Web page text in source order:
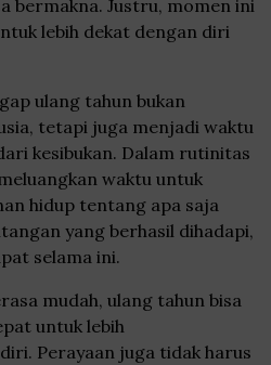
bermakna. Justru, momen ini
lebih dekat dengan diri
ulang tahun bukan
tetapi juga menjadi waktu
kesibukan. Dalam rutinitas
waktu untuk
hidup tentang apa saja
yang berhasil dihadapi,
selama ini.
mudah, ulang tahun bisa
untuk lebih
Perayaan juga tidak harus